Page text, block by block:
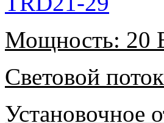
Мощность: 20
Световой
Установочное